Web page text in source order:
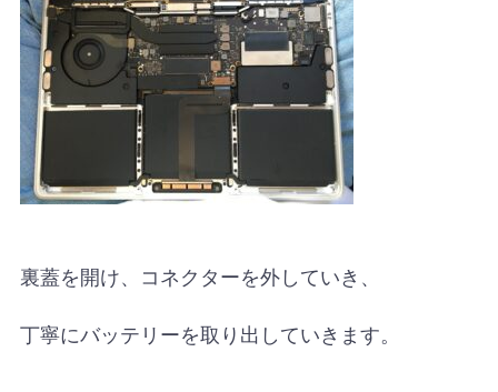
裏蓋を開け、コネクターを外していき、
丁寧にバッテリーを取り出していきます。